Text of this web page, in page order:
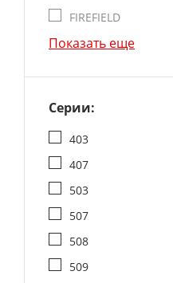
FIREFIELD
Показать еще
Серии:
403
407
503
507
508
509